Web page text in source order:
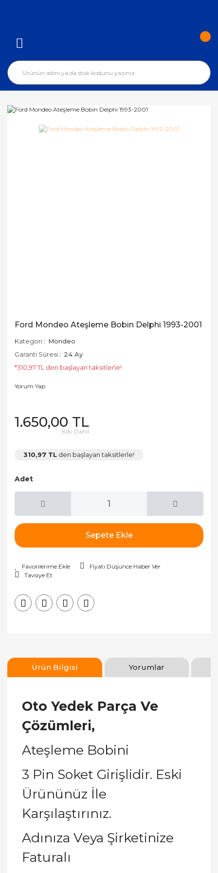
Ford Mondeo Ateşleme Bobin Delphi 1993-2001
Kategori
Mondeo
Garanti Süresi
24 Ay
*310,97 TL den başlayan taksitlerle!
Yorum Yap
1.650,00 TL
Kdv Dahil
310,97 TL den başlayan taksitlerle!
Adet
Sepete Ekle
Fiyatı Düşünce Haber Ver
Tavsiye Et
Ürün Bilgisi Yorumlar
Oto Yedek Parça Ve
Çözümleri,
Ateşleme Bobini
3 Pin Soket Girişlidir. Eski
Ürününüz İle
Karşılaştırınız.
Adınıza Veya Şirketinize
Faturalı